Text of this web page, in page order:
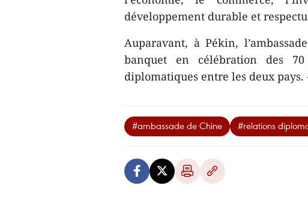
développement durable et
Auparavant, à Pékin,
banquet en célébration des
diplomatiques entre les deux pays.
#ambassade de Chine #relations